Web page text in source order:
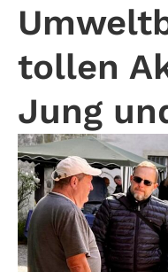
tollen
Jung